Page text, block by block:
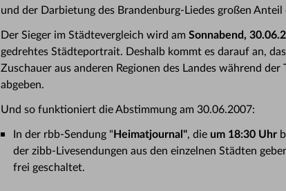
und der Darbietung des Brandenburg-Liedes großen
Der Sieger im Städtevergleich wird am Sonnabend,
gedrehtes Städteportrait. Deshalb kommt es darauf an,
Zuschauer aus anderen Regionen des Landes während
abgeben.
Und so funktioniert die Abstimmung am 30.06.2007:
In der rbb-Sendung " Heimatjournal", die um 18:30 Uhr
der zibb-Livesendungen aus den einzelnen Städten
frei geschaltet.